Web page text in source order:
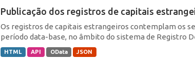
Publicação dos registros de capitais
Os registros de capitais estrangeiros contemplam os
período data-base, no âmbito do sistema de Registro
HTML API OData JSON